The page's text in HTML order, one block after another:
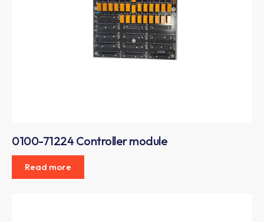
0100-71224 Controller module
Read more